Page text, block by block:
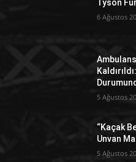
Tyson
6 Ağustos
5 Ağustos
“Kaçak
Unvan
5 Ağustos